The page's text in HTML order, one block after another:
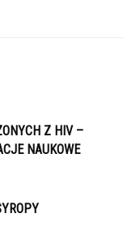
Z HIV –
NAUKOWE